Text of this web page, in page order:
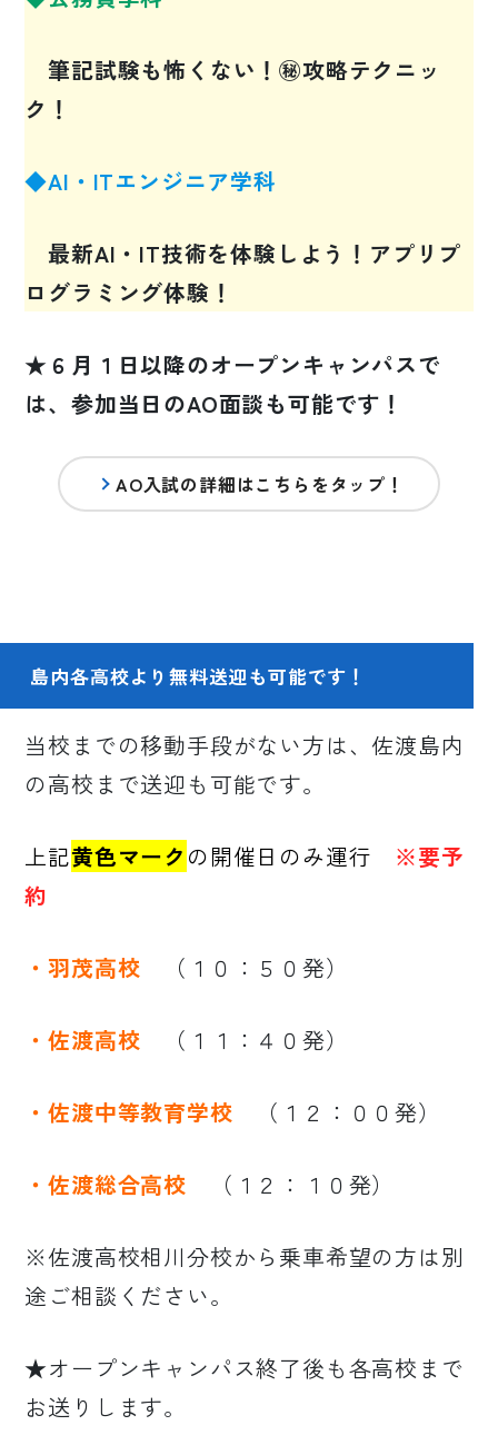
筆記試験も怖くない！㊙攻略テクニッ
ク！
◆AI・ITエンジニア学科
最新AI・IT技術を体験しよう！アプリプ
ログラミング体験！
★６月１日以降のオープンキャンパスで
は、参加当日のAO面談も可能です！
AO入試の詳細はこちらをタップ！
島内各高校より無料送迎も可能です！
当校までの移動手段がない方は、佐渡島内
の高校まで送迎も可能です。
上記黄色マーク の開催日のみ運行 ※要予
約
・羽茂高校 （１０：５０発）
・佐渡高校 （１１：４０発）
・佐渡中等教育学校 （１２：００発）
・佐渡総合高校 （１２：１０発）
※佐渡高校相川分校から乗車希望の方は別
途ご相談ください。
★オープンキャンパス終了後も各高校まで
お送りします。